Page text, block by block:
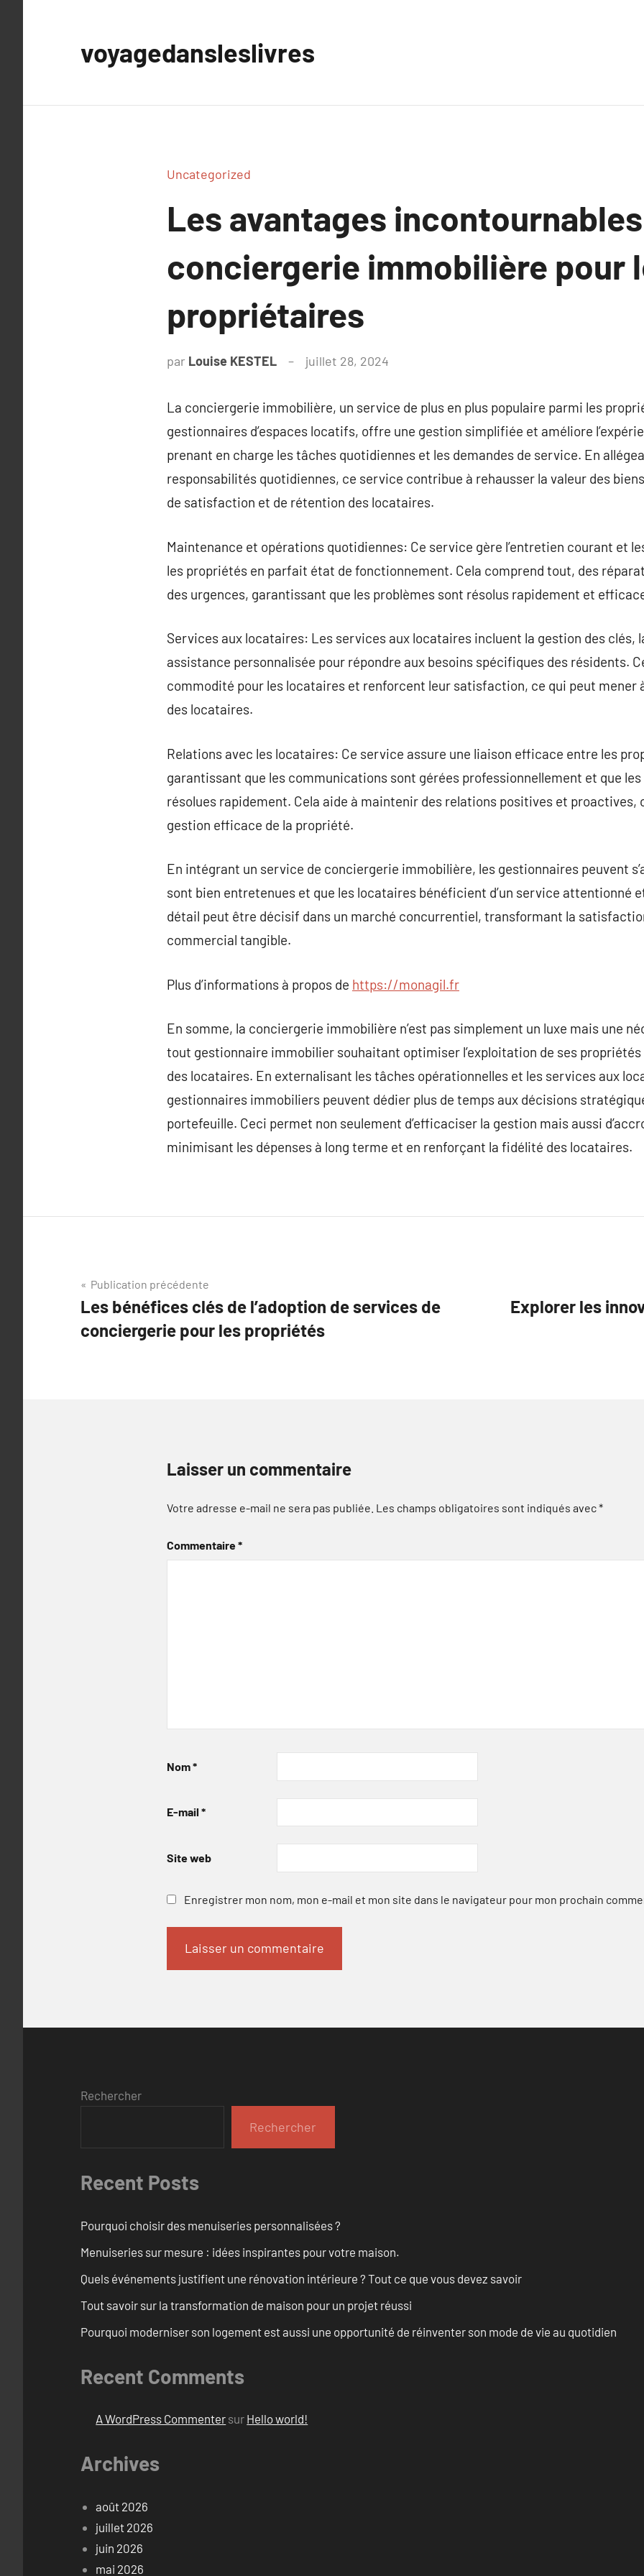
voyagedansleslivres
Uncategorized
Les avantages
conciergerie immobilière pour
propriétaires
par Louise KESTEL juillet 28, 2024
La conciergerie immobilière, un service de plus en plus populaire parmi les
gestionnaires d’espaces locatifs, offre une gestion simplifiée et améliore
prenant en charge les tâches quotidiennes et les demandes de service. En
responsabilités quotidiennes, ce service contribue à rehausser la valeur des
de satisfaction et de rétention des locataires.
Maintenance et opérations quotidiennes: Ce service gère l’entretien courant et
les propriétés en parfait état de fonctionnement. Cela comprend tout, des
des urgences, garantissant que les problèmes sont résolus rapidement et
Services aux locataires: Les services aux locataires incluent la gestion des clés,
assistance personnalisée pour répondre aux besoins spécifiques des résidents.
commodité pour les locataires et renforcent leur satisfaction, ce qui peut mener
des locataires.
Relations avec les locataires: Ce service assure une liaison efficace entre les
garantissant que les communications sont gérées professionnellement et que
résolues rapidement. Cela aide à maintenir des relations positives et proactives,
gestion efficace de la propriété.
En intégrant un service de conciergerie immobilière, les gestionnaires peuvent
sont bien entretenues et que les locataires bénéficient d’un service attentionné
détail peut être décisif dans un marché concurrentiel, transformant la
commercial tangible.
Plus d’informations à propos de https://monagil.fr
En somme, la conciergerie immobilière n’est pas simplement un luxe mais une
tout gestionnaire immobilier souhaitant optimiser l’exploitation de ses propriétés
des locataires. En externalisant les tâches opérationnelles et les services aux
gestionnaires immobiliers peuvent dédier plus de temps aux décisions
portefeuille. Ceci permet non seulement d’efficaciser la gestion mais aussi
minimisant les dépenses à long terme et en renforçant la fidélité des locataires.
Navigation
de
l’article
Publication précédente
Les bénéfices clés de l’adoption de services de
conciergerie pour les propriétés
Explorer les
Laisser un commentaire
Votre adresse e-mail ne sera pas publiée. Les champs obligatoires sont indiqués avec*
Commentaire*
Nom*
E-mail *
Site web
Enregistrer mon nom, mon e-mail et mon site dans le navigateur pour mon prochain
Rechercher
Rechercher
Recent Posts
Pourquoi choisir des menuiseries personnalisées ?
Menuiseries sur mesure : idées inspirantes pour votre maison.
Quels événements justifient une rénovation intérieure ? Tout ce que vous devez savoir
Tout savoir sur la transformation de maison pour un projet réussi
Pourquoi moderniser son logement est aussi une opportunité de réinventer son mode de vie au quotidien
Recent Comments
A WordPress Commenter sur Hello world!
Archives
août 2026
juillet 2026
juin 2026
mai 2026